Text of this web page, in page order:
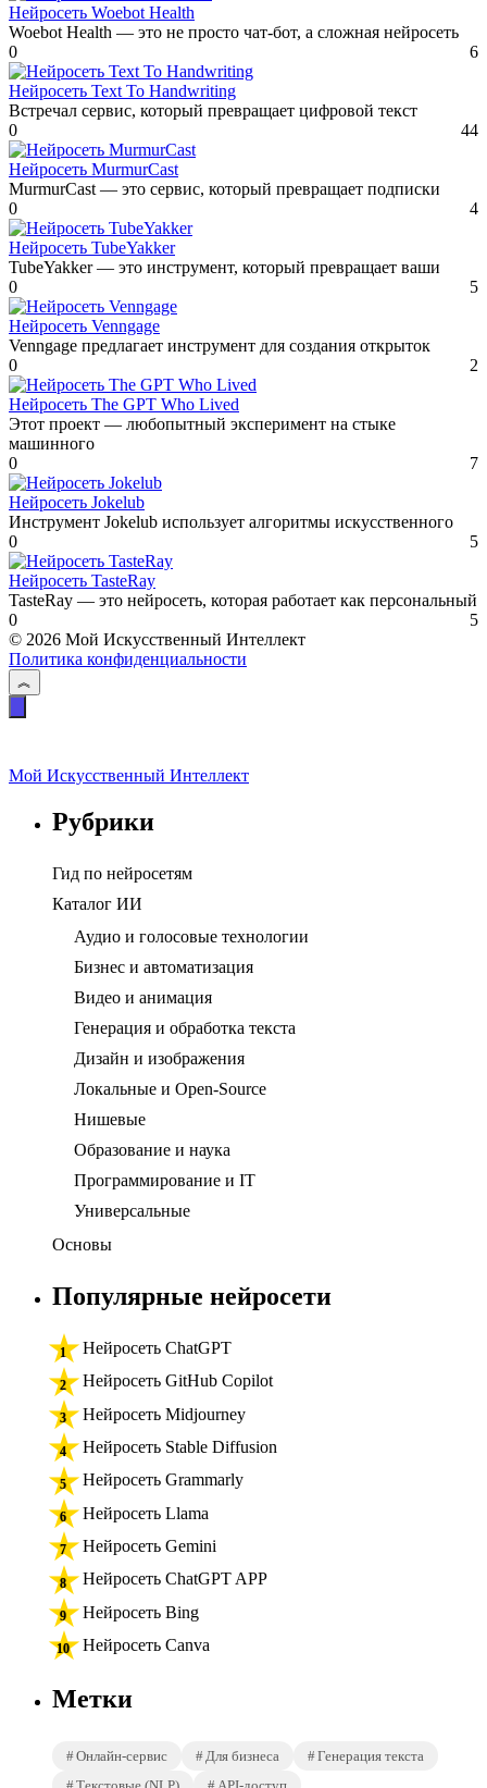
Нейросеть Woebot Health
Woebot Health — это не просто чат-бот, а сложная нейросеть
0
6
Нейросеть Text To Handwriting
Встречал сервис, который превращает цифровой текст
0
44
Нейросеть MurmurCast
MurmurCast — это сервис, который превращает подписки
0
4
Нейросеть TubeYakker
TubeYakker — это инструмент, который превращает ваши
0
5
Нейросеть Venngage
Venngage предлагает инструмент для создания открыток
0
2
Нейросеть The GPT Who Lived
Этот проект — любопытный эксперимент на стыке
машинного
0
7
Нейросеть Jokelub
Инструмент Jokelub использует алгоритмы искусственного
0
5
Нейросеть TasteRay
TasteRay — это нейросеть, которая работает как персональный
0
5
© 2026 Мой Искусственный Интеллект
Политика конфиденциальности
Мой Искусственный Интеллект
Рубрики
Гид по нейросетям
Каталог ИИ
Аудио и голосовые технологии
Бизнес и автоматизация
Видео и анимация
Генерация и обработка текста
Дизайн и изображения
Локальные и Open-Source
Нишевые
Образование и наука
Программирование и IT
Универсальные
Основы
Популярные нейросети
Нейросеть ChatGPT
Нейросеть GitHub Copilot
Нейросеть Midjourney
Нейросеть Stable Diffusion
Нейросеть Grammarly
Нейросеть Llama
Нейросеть Gemini
Нейросеть ChatGPT APP
Нейросеть Bing
Нейросеть Canva
Метки
Онлайн-сервис Для бизнеса
Генерация текста